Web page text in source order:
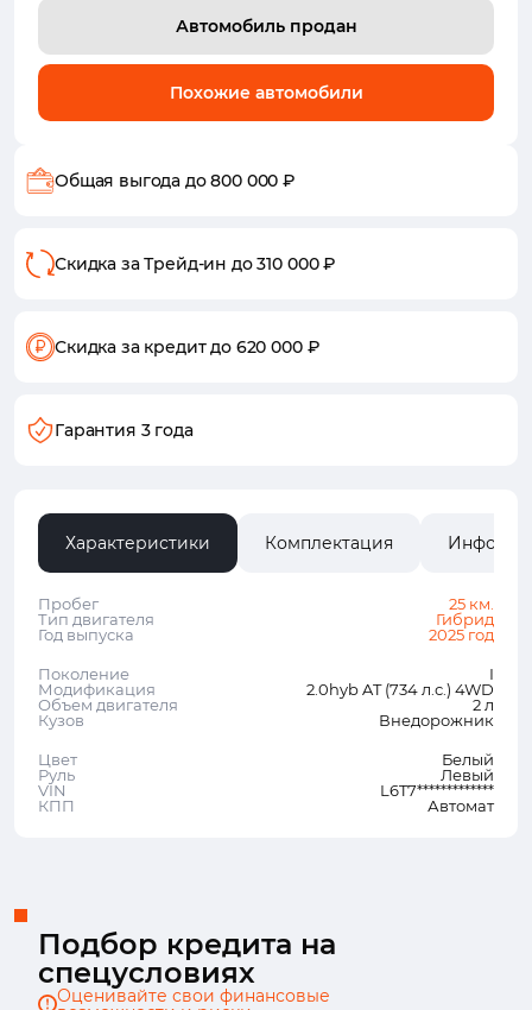
Автомобиль продан
Похожие автомобили
Общая выгода до 800 000 ₽
Скидка за Трейд-ин до 310 000 ₽
Скидка за кредитдо 620 000 ₽
Гарантия 3 года
Характеристики Комплектация
Пробег
25 км.
Тип двигателя
Гибрид
Год выпуска
2025 год
Поколение
I
Модификация
2.0hyb AT (734 л.с.) 4WD
Объем двигателя
2 л
Кузов
Внедорожник
Цвет
Белый
Руль
Левый
VIN
L6T7*************
КПП
Автомат
Подбор кредита на
спецусловиях
Оценивайте свои финансовые